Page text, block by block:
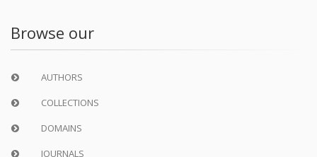
Browse our
AUTHORS
COLLECTIONS
DOMAINS
JOURNALS